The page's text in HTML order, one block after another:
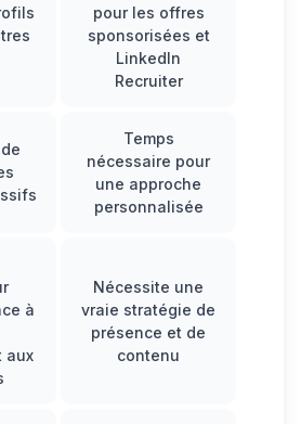
pour les offres
sponsorisées et
LinkedIn
Recruiter
Temps
nécessaire pour
une approche
personnalisée
à
aux
Nécessite une
vraie stratégie de
présence et de
contenu